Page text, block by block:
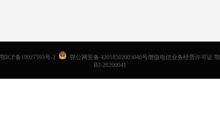
鄂ICP备19027593号-2
鄂公网安备 42018502005046号增值电信业务经营许可证 鄂
B2-20200041